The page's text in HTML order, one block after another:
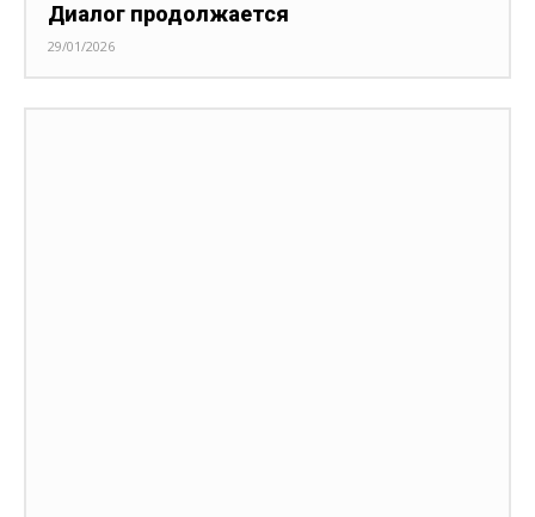
Диалог продолжается
29/01/2026